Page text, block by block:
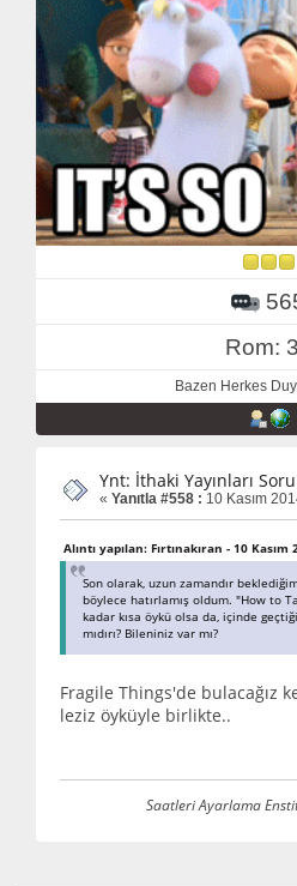
Rom:
Bazen Herkes
Ynt: İthaki Yayınları
« Yanıtla #558 : 10 Kasım
Alıntı yapılan: Fırtınakıran - 10 Kasım
Son olarak, uzun zamandır
böylece hatırlamış oldum. "How to
kadar kısa öykü olsa da, içinde
mıdırı? Bileniniz var mı?
Fragile Things'de bulacağız
leziz öyküyle birlikte..
Saatleri Ayarlama